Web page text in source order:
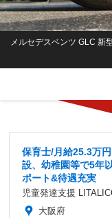
メルセデスベンツ GLC 新
保育士/月給25.3万
設、幼稚園等で5年
ポート&待遇充実
児童発達支援
大阪府